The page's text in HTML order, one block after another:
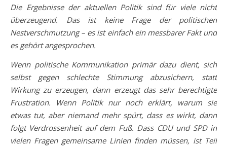
Die Ergebnisse der aktuellen Politik sind für viele nicht
überzeugend. Das ist keine Frage der politischen
Nestverschmutzung – es ist einfach ein messbarer Fakt und
es gehört angesprochen.
Wenn politische Kommunikation primär dazu dient, sich
selbst gegen schlechte Stimmung abzusichern, statt
Wirkung zu erzeugen, dann erzeugt das sehr berechtigte
Frustration. Wenn Politik nur noch erklärt, warum sie
etwas tut, aber niemand mehr spürt, dass es wirkt, dann
folgt Verdrossenheit auf dem Fuß. Dass CDU und SPD in
vielen Fragen gemeinsame Linien finden müssen, ist Teil